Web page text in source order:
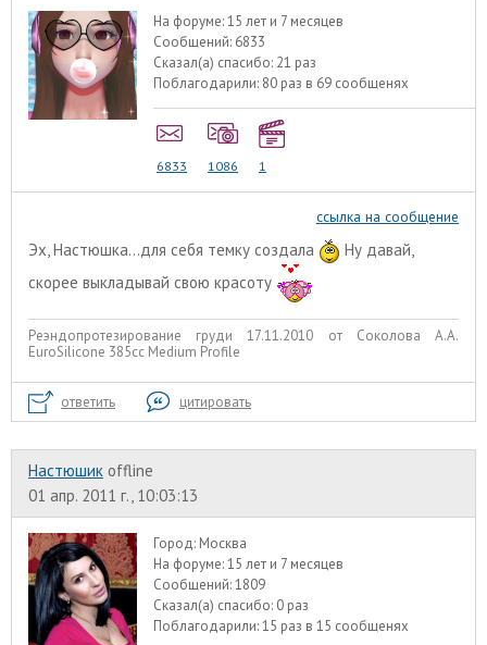
На форуме:15 лет и 7 месяцев
Сообщений: 6833
Сказал(а) спасибо: 21 раз
Поблагодарили: 80 раз в 69 сообщенях
6833 1086 1
ссылка на сообщение
Эх, Настюшка...для себя темку создала
Ну давай,
скорее выкладывай свою красоту
Реэндопротезирование груди 17.11.2010 от Соколова А.А.
EuroSilicone 385сс Medium Profile
ответить цитировать
Настюшик offline
01 апр. 2011 г., 10:03:13
Город: Москва
На форуме:15 лет и 7 месяцев
Сообщений:1809
Сказал(а) спасибо: 0 раз
Поблагодарили:15 раз в 15 сообщенях